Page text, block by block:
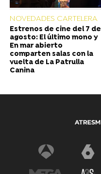
NOVEDADES CARTELERA
Estrenos de cine del 7 de
agosto: El último mono y
En mar abierto
comparten salas con la
vuelta de La Patrulla
Canina